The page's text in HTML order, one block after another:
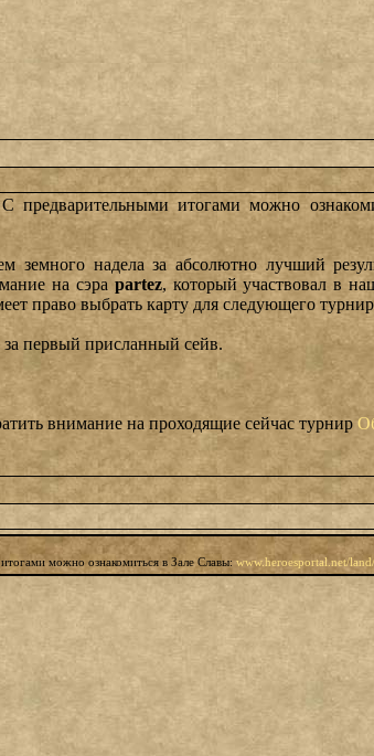
предварительными итогами можно
земного надела за абсолютно лучший
на сэра partez, который участвовал в
право выбрать карту для следующего
первый присланный сейв.
внимание на проходящие сейчас турнир
можно ознакомиться в Зале Славы:www.heroesportal.net/